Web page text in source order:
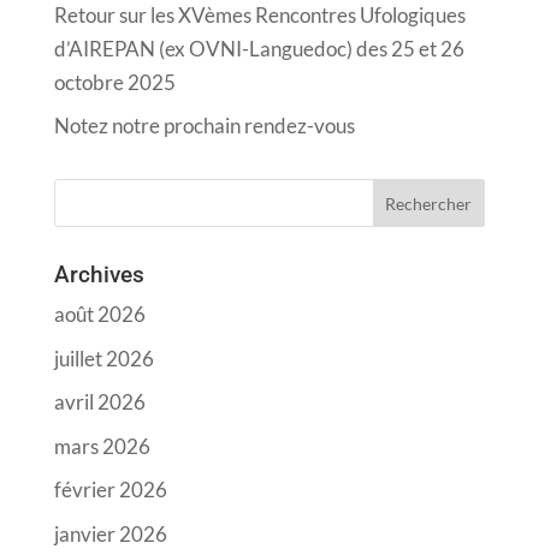
Retour sur les XVèmes Rencontres Ufologiques
d’AIREPAN (ex OVNI-Languedoc) des 25 et 26
octobre 2025
Notez notre prochain rendez-vous
Archives
août 2026
juillet 2026
avril 2026
mars 2026
février 2026
janvier 2026